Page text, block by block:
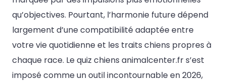
qu’objectives. Pourtant, l’harmonie future dépend
largement d’une compatibilité adaptée entre
votre vie quotidienne et les traits chiens propres à
chaque race. Le quiz chiens animalcenter.fr s’est
imposé comme un outil incontournable en 2026,